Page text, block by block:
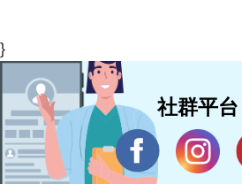
}
社群平台